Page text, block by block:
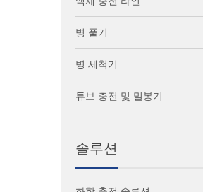
병 풀기
병 세척기
튜브 충전 및 밀봉기
솔루션